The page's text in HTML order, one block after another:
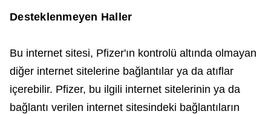
Desteklenmeyen Haller
Bu internet sitesi, Pfizer'ın kontrolü altında olmayan
diğer internet sitelerine bağlantılar ya da atıflar
içerebilir. Pfizer, bu ilgili internet sitelerinin ya da
bağlantı verilen internet sitesindeki bağlantıların